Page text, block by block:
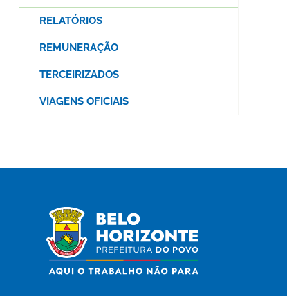
RELATÓRIOS
REMUNERAÇÃO
TERCEIRIZADOS
VIAGENS OFICIAIS